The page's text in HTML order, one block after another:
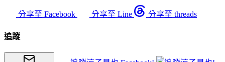
分享至 Facebook 分享至 Line 分享至 threads
追蹤